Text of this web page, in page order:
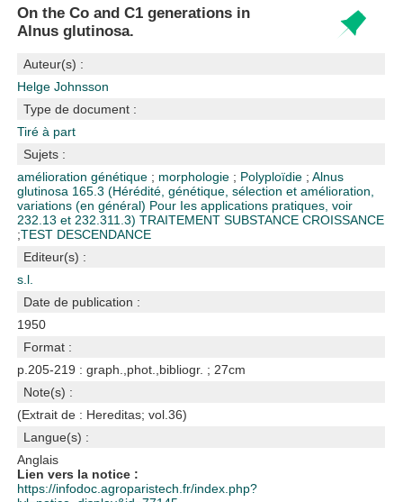
On the Co and C1 generations in
Alnus glutinosa.
Auteur(s) :
Helge Johnsson
Type de document :
Tiré à part
Sujets :
amélioration génétique ; morphologie ; Polyploïdie ;Alnus
glutinosa 165.3 (Hérédité, génétique, sélection et amélioration,
variations (en général) Pour Ies applications pratiques, voir
232.13 et 232.311.3)TRAITEMENT SUBSTANCE CROISSANCE
;TEST DESCENDANCE
Editeur(s) :
s.l.
Date de publication :
1950
Format :
p.205-219 : graph.,phot.,bibliogr. ; 27cm
Note(s) :
(Extrait de : Hereditas; vol.36)
Langue(s) :
Anglais
Lien vers la notice :
https://infodoc.agroparistech.fr/index.php?